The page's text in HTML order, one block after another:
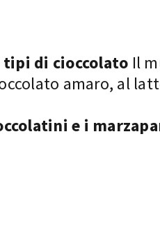
di cioccolato Il
amaro, al
e i